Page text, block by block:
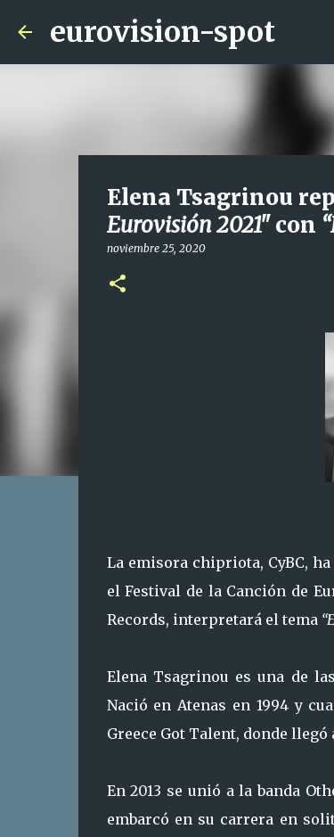
eurovision-spot
Elena Tsagrinou
Eurovisión 2021"con
noviembre 25, 2020
La emisora ​​chipriota, CyBC,
el Festival de la Canción de
Records, interpretará el tema
Elena Tsagrinou es una de
Nació en Atenas en 1994 y
Greece Got Talent, donde
En 2013 se unió a la banda
embarcó en su carrera en